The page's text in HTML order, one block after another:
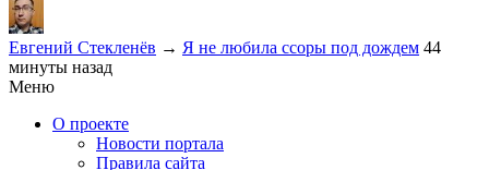
Евгений Стекленёв → Я не любила ссоры под дождем 44
минуты назад
Меню
О проекте
Новости портала
Правила сайта